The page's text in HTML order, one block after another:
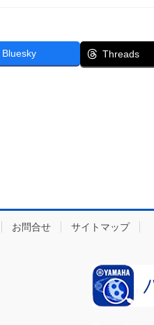
Bluesky Threads
お問合せ サイトマップ